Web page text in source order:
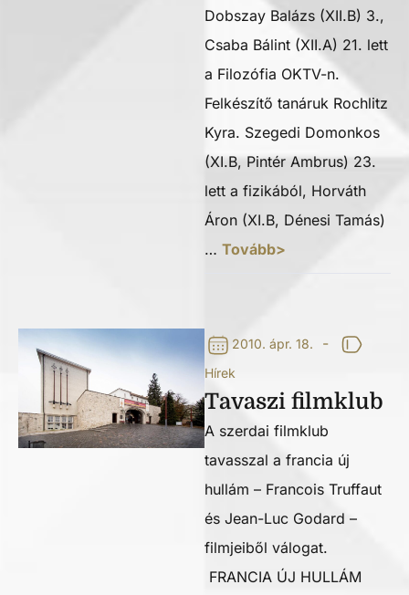
Dobszay Balázs (XII.B) 3.,
Csaba Bálint (XII.A) 21. lett
a Filozófia OKTV-n.
Felkészítő tanáruk Rochlitz
Kyra. Szegedi Domonkos
(XI.B, Pintér Ambrus) 23.
lett a fizikából, Horváth
Áron (XI.B, Dénesi Tamás)
… Tovább>
2010. ápr. 18. -
Hírek
Tavaszi filmklub
A szerdai filmklub
tavasszal a francia új
hullám – Francois Truffaut
és Jean-Luc Godard –
filmjeiből válogat.
FRANCIA ÚJ HULLÁM